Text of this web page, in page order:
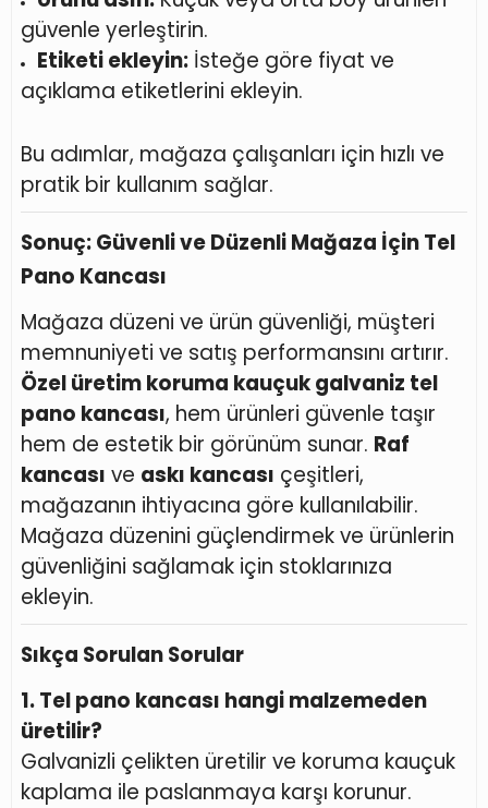
güvenle yerleştirin.
Etiketi ekleyin: İsteğe göre fiyat ve
açıklama etiketlerini ekleyin.
Bu adımlar, mağaza çalışanları için hızlı ve
pratik bir kullanım sağlar.
Sonuç: Güvenli ve Düzenli Mağaza İçin Tel
Pano Kancası
Mağaza düzeni ve ürün güvenliği, müşteri
memnuniyeti ve satış performansını artırır.
Özel üretim koruma kauçuk galvaniz tel
pano kancası, hem ürünleri güvenle taşır
hem de estetik bir görünüm sunar. Raf
kancası ve askı kancası çeşitleri,
mağazanın ihtiyacına göre kullanılabilir.
Mağaza düzenini güçlendirmek ve ürünlerin
güvenliğini sağlamak için stoklarınıza
ekleyin.
Sıkça Sorulan Sorular
1. Tel pano kancası hangi malzemeden
üretilir?
Galvanizli çelikten üretilir ve koruma kauçuk
kaplama ile paslanmaya karşı korunur.